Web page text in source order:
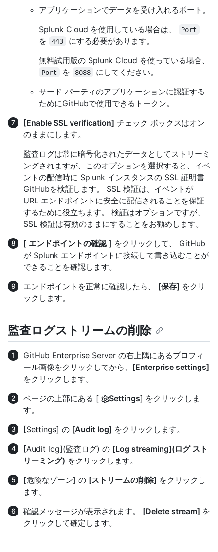
アプリケーションでデータを受け入れるポート。
Splunk Cloud を使用している場合は、
Port
を 443
にする必要があります。
無料試用版の Splunk Cloud を使っている場合、
Port を 8088
にしてください。
サード パーティのアプリケーションに認証する
ためにGitHubで使用できるトークン。
[Enable SSL verification] チェック ボックスはオン
のままにします。
監査ログは常に暗号化されたデータとしてストリーミ
ングされますが、このオプションを選択すると、イベ
ントの配信時に Splunk インスタンスの SSL 証明書
GitHubを検証します。 SSL 検証は、イベントが
URL エンドポイントに安全に配信されることを保証
するために役立ちます。 検証はオプションですが、
SSL 検証は有効のままにすることをお勧めします。
[ エンドポイントの確認 ] をクリックして、 GitHub
が Splunk エンドポイントに接続して書き込むことが
できることを確認します。
エンドポイントを正常に確認したら、 [保存] をクリ
ックします。
監査ログストリームの削除
GitHub Enterprise Server の右上隅にあるプロフィ
ール画像をクリックしてから、 [Enterprise settings]
をクリックします。
ページの上部にある [
Settings] をクリックしま
す。
[Settings] の [Audit log] をクリックします。
[Audit log](監査ログ) の [Log streaming](ログ スト
リーミング) をクリックします。
[危険なゾーン] の [ストリームの削除] をクリックし
ます。
確認メッセージが表示されます。 [Delete stream] を
クリックして確定します。